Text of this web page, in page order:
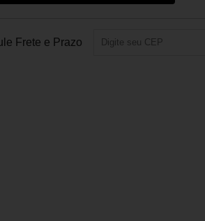
Frete e Prazo